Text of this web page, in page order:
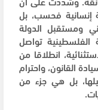
إنسانية فحسب، بل
ومستقبل الدولة
الفلسطينية تواصل
انطلاقا من
القانون، واحترام
بل هي جزء من